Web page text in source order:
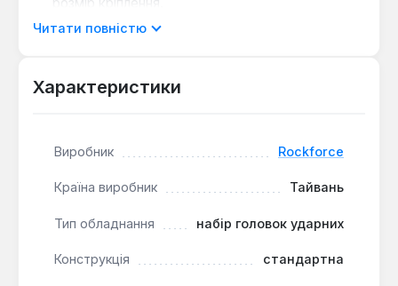
Зручне управління:
Мобільне зберігання:
Комплект Rockforce підходить для
домашніх умовах та виконання задач у
покриває більшість потреб при розбиранні
Читати повністю
Характеристики
Виробник Rockforce
Країна виробник Тайвань
Тип обладнання набір головок ударних
Конструкція стандартна